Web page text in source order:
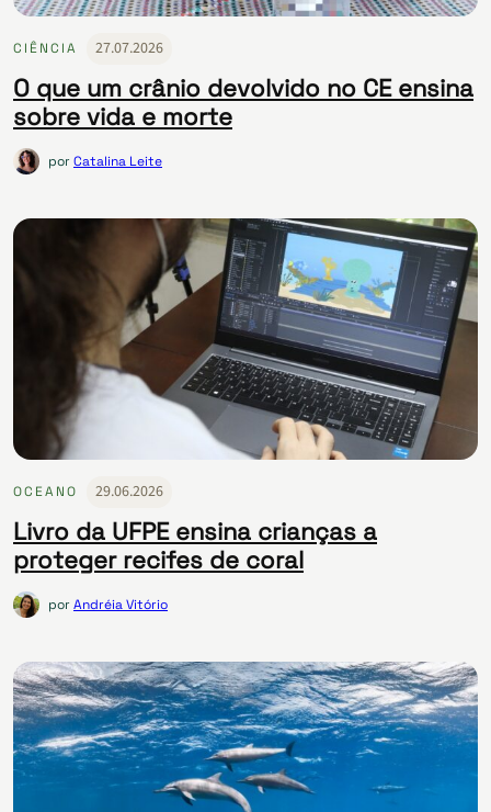
CIÊNCIA 27.07.2026
O que um crânio devolvido no CE ensina
sobre vida e morte
porCatalina Leite
OCEANO 29.06.2026
Livro da UFPE ensina crianças a
proteger recifes de coral
porAndréia Vitório